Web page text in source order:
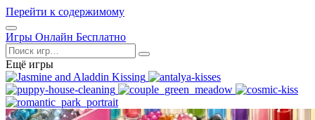
Перейти к содержимому
Открыть
меню
Игры Онлайн Бесплатно
Поиск
Ещё игры